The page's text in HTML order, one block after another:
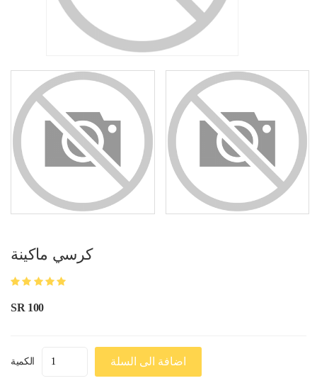
كرسي ماكينة
SR 100
الكمية اضافة الى السلة